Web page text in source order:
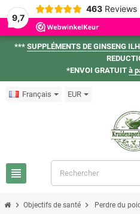
9,7
463 Reviews
*** SUPPLÉMENTS DE GINSENG
*ENVOI GRATUIT à
Français EUR
view_headline
chevron_right Objectifs de santé chevron_right Perdre du